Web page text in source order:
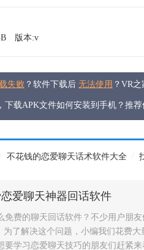
版本:v
失败 ？软件下载后 无法使用 ？VR
下载APK文件如何安装到手机？推荐
不花钱的恋爱聊天话术软件大全
爱聊天神器回话软件
免费的聊天回话软件？不少用户朋
为了解决这个问题，小编我们花费
要学习恋爱聊天技巧的朋友们赶紧来